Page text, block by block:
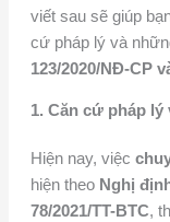
viết sau sẽ giúp
cứ pháp lý và
123/2020/NĐ-CP
1. Căn cứ pháp lý
Hiện nay, việc
hiện theo Nghị
78/2021/TT-BTC,